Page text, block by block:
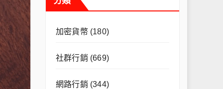
加密貨幣(180)
社群行銷 (669)
網路行銷 (344)